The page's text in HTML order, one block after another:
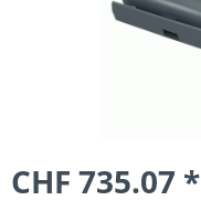
CHF 735.07 *